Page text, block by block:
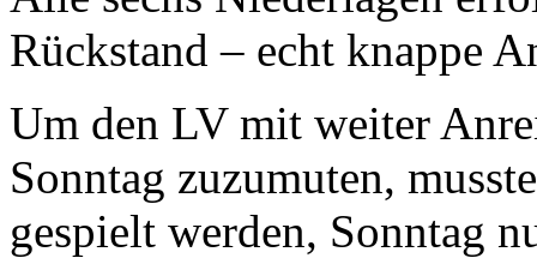
Rückstand – echt knappe
Um den LV mit weiter
Sonntag zuzumuten,
gespielt werden, Sonntag